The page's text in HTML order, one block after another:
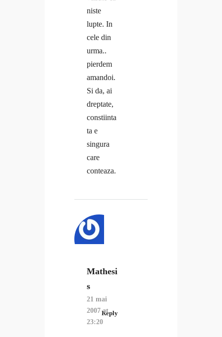
niste
lupte. In
cele din
urma..
pierdem
amandoi.
Si da, ai
dreptate,
constiinta
ta e
singura
care
conteaza.
Mathesi
s
21 mai
2007 at
23:20
Reply